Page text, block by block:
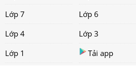
Lớp 7
Lớp 6
Lớp 4
Lớp 3
Lớp 1
Tải app